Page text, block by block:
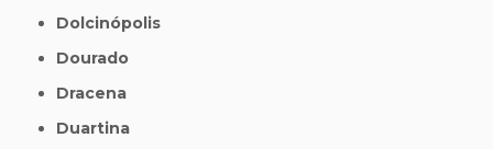
Dolcinópolis
Dourado
Dracena
Duartina